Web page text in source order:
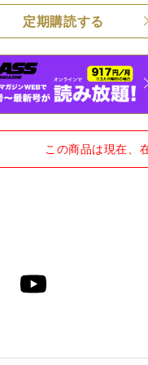
雑誌
A4変形判 / 168ページ /
定期購読する
この商品は現在、
Youtube